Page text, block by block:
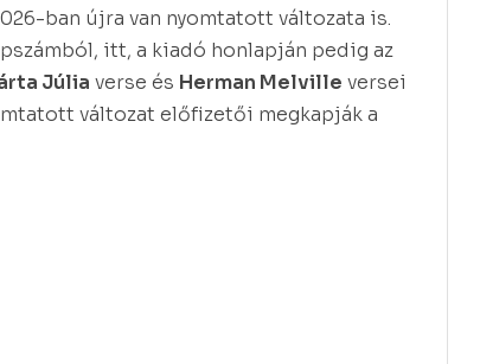
ban újra van nyomtatott változata is.
itt, a kiadó honlapján pedig az
Júlia verse és Herman Melville versei
változat előfizetői megkapják a